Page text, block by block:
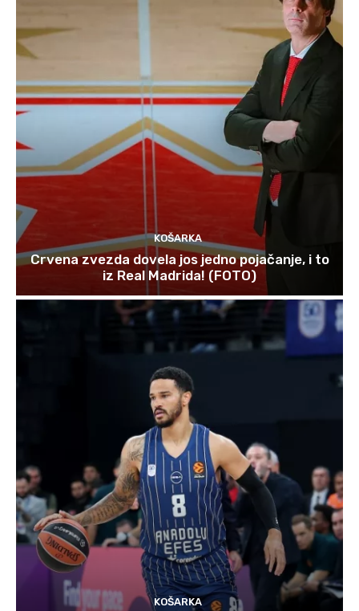
KOŠARKA
Crvena zvezda dovela jos jedno pojačanje, i to
iz Real Madrida! (FOTO)
KOŠARKA